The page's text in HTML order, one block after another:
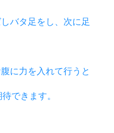
バタ足をし、次に足
に力を入れて行うと
できます。